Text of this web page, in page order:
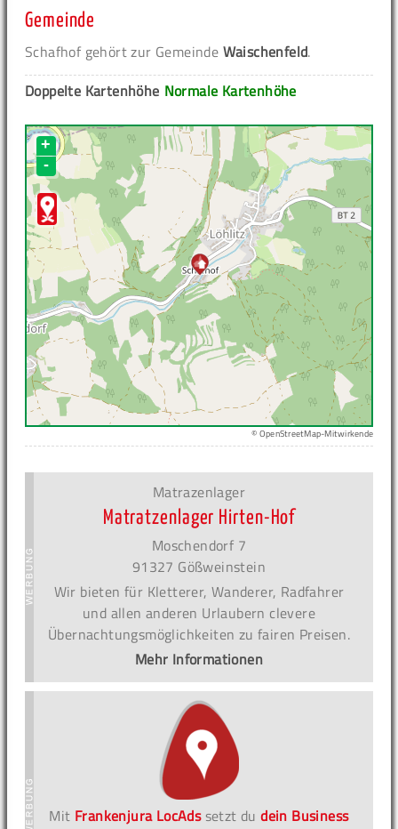
Gemeinde
Schafhof gehört zur Gemeinde Waischenfeld.
Normale Kartenhöhe
Doppelte Kartenhöhe
+
-
© OpenStreetMap-Mitwirkende
Matrazenlager
Matratzenlager Hirten-Hof
Moschendorf 7
91327 Gößweinstein
Wir bieten für Kletterer, Wanderer, Radfahrer
und allen anderen Urlaubern clevere
Übernachtungsmöglichkeiten zu fairen Preisen.
Mehr Informationen
Mit Frankenjura LocAdssetzt dudein Business